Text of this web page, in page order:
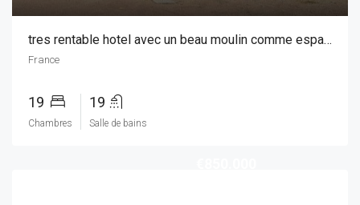
tres rentable hotel avec un beau moulin comme espace de vie
France
19
Chambres
19
Salle de bains